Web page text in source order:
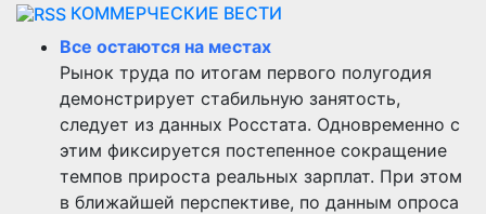
КОММЕРЧЕСКИЕ ВЕСТИ
Все остаются на местах
Рынок труда по итогам первого полугодия
демонстрирует стабильную занятость,
следует из данных Росстата. Одновременно с
этим фиксируется постепенное сокращение
темпов прироста реальных зарплат. При этом
в ближайшей перспективе, по данным опроса